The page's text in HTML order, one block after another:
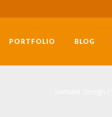
PORTFOLIO BLOG